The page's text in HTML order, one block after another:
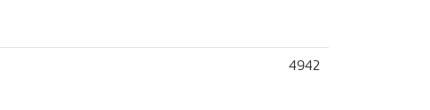
4942